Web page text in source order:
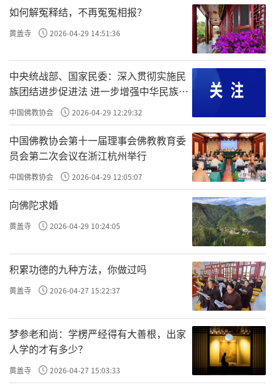
如何解冤释结，不再冤冤相报？
黄盖寺 2026-04-29 14:51:36
中央统战部、国家民委：深入贯彻实施民
族团结进步促进法 进一步增强中华民族凝
聚力向心力
中国佛教协会 2026-04-29 12:29:32
中国佛教协会第十一届理事会佛教教育委
员会第二次会议在浙江杭州举行
中国佛教协会 2026-04-29 12:05:07
向佛陀求婚
黄盖寺 2026-04-29 10:24:05
积累功德的九种方法，你做过吗
黄盖寺 2026-04-27 15:22:37
梦参老和尚：学楞严经得有大善根，出家
人学的才有多少？
黄盖寺 2026-04-27 15:03:33